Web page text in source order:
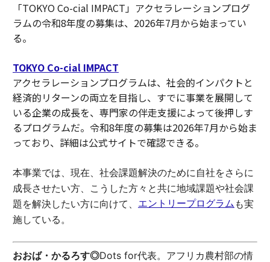
「TOKYO Co-cial IMPACT」アクセラレーションプログ
ラムの令和8年度の募集は、2026年7月から始まってい
る。
TOKYO Co-cial IMPACT
アクセラレーションプログラムは、社会的インパクトと
経済的リターンの両立を目指し、すでに事業を展開して
いる企業の成長を、専門家の伴走支援によって後押しす
るプログラムだ。令和8年度の募集は2026年7月から始ま
っており、詳細は公式サイトで確認できる。
本事業では、現在、社会課題解決のために自社をさらに
成長させたい方、こうした方々と共に地域課題や社会課
題を解決したい方に向けて、 エントリープログラム も実
施している。
おおば・かるろす◎Dots for代表。アフリカ農村部の情